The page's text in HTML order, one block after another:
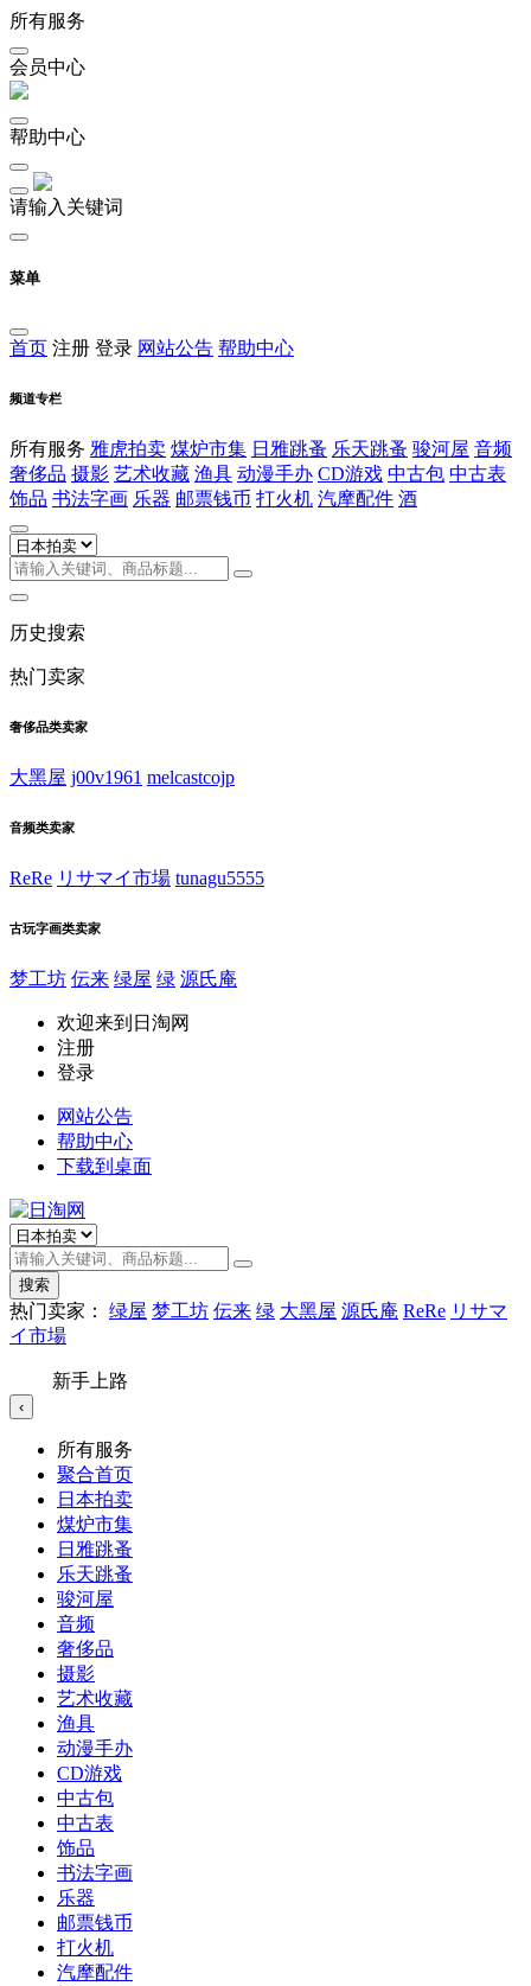
所有服务
会员中心
帮助中心
请输入关键词
菜单
首页 注册 登录 网站公告 帮助中心
频道专栏
所有服务 雅虎拍卖 煤炉市集 日雅跳蚤 乐天跳蚤 骏河屋 音频
奢侈品 摄影 艺术收藏 渔具 动漫手办 CD游戏 中古包 中古表
饰品 书法字画 乐器 邮票钱币 打火机 汽摩配件 酒
历史搜索
热门卖家
奢侈品类卖家
大黑屋 j00v1961 melcastcojp
音频类卖家
ReRe リサマイ市場 tunagu5555
古玩字画类卖家
梦工坊 伝来 绿屋 绿 源氏庵
欢迎来到日淘网
注册
登录
网站公告
帮助中心
下载到桌面
搜索
热门卖家： 绿屋 梦工坊 伝来 绿 大黑屋 源氏庵 ReRe リサマ
イ市場
新手上路
‹
所有服务
聚合首页
日本拍卖
煤炉市集
日雅跳蚤
乐天跳蚤
骏河屋
音频
奢侈品
摄影
艺术收藏
渔具
动漫手办
CD游戏
中古包
中古表
饰品
书法字画
乐器
邮票钱币
打火机
汽摩配件